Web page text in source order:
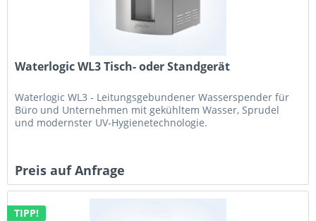
Waterlogic WL3 Tisch- oder Standgerät
Waterlogic WL3 - Leitungsgebundener Wasserspender für
Büro und Unternehmen mit gekühltem Wasser, Sprudel
und modernster UV-Hygienetechnologie.
Preis auf Anfrage
TIPP!